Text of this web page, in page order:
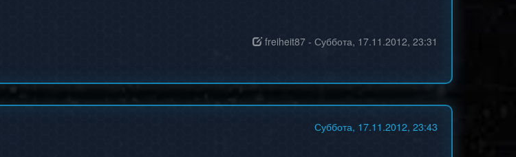
freiheit87 - Суббота, 17.11.2012, 23:31
Суббота, 17.11.2012, 23:43